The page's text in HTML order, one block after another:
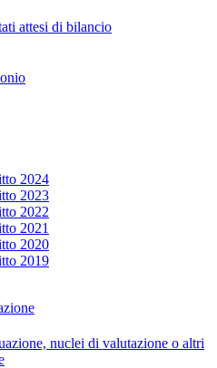
attesi di bilancio
2024
2023
2022
2021
2020
2019
nuclei di valutazione o altri